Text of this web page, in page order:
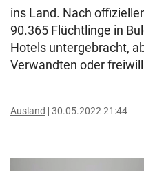
ins Land. Nach
90.365 Flüchtlinge in
Hotels untergebracht,
Verwandten oder
Ausland 30.05.2022 21:44